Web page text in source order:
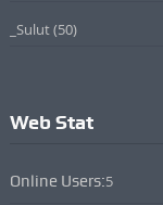
_Sulut(50)
Web Stat
Online Users:5